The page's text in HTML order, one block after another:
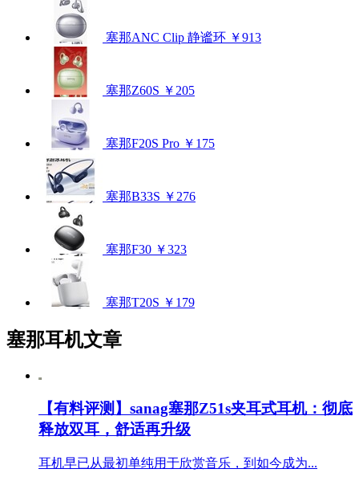
塞那ANC Clip 静谧环 ￥913
塞那Z60S ￥205
塞那F20S Pro ￥175
塞那B33S ￥276
塞那F30 ￥323
塞那T20S ￥179
塞那耳机文章
【有料评测】sanag塞那Z51s夹耳式耳机：彻底
释放双耳，舒适再升级
耳机早已从最初单纯用于欣赏音乐，到如今成为...